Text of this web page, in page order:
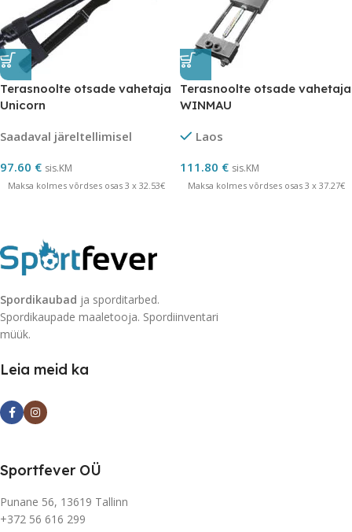
Terasnoolte otsade vahetaja
Unicorn
Saadaval järeltellimisel
97.60 € sis.KM
Maksa kolmes võrdses osas 3 x 32.53€
Terasnoolte otsade vahetaja
WINMAU
Laos
111.80 € sis.KM
Maksa kolmes võrdses osas 3 x 37.27€
Spordikaubad ja sporditarbed.
Spordikaupade maaletooja. Spordiinventari
müük.
Leia meid ka
Sportfever OÜ
Punane 56, 13619 Tallinn
+372 56 616 299